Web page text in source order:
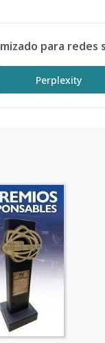
para redes
Perplexity